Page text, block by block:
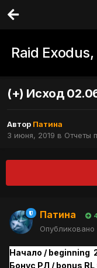
Raid
(+) Исход
Автор Патина
3 июня, 2019 в Отчеты
Патина
Опубликовано
Начало / beginning
Бонус РЛ / bonus RL